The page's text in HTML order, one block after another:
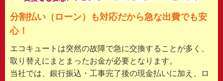
分割払い（ローン）も対応だから急な出費でも安
心！
エコキュートは突然の故障で急に交換することが多く、
取り替えにまとまったお金が必要となります。
当社では、銀行振込・工事完了後の現金払いに加え、ロ